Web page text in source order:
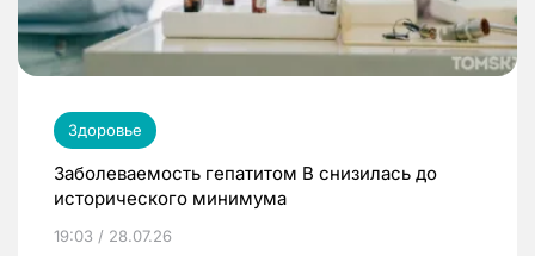
Здоровье
Заболеваемость гепатитом В снизилась до
исторического минимума
19:03 / 28.07.26